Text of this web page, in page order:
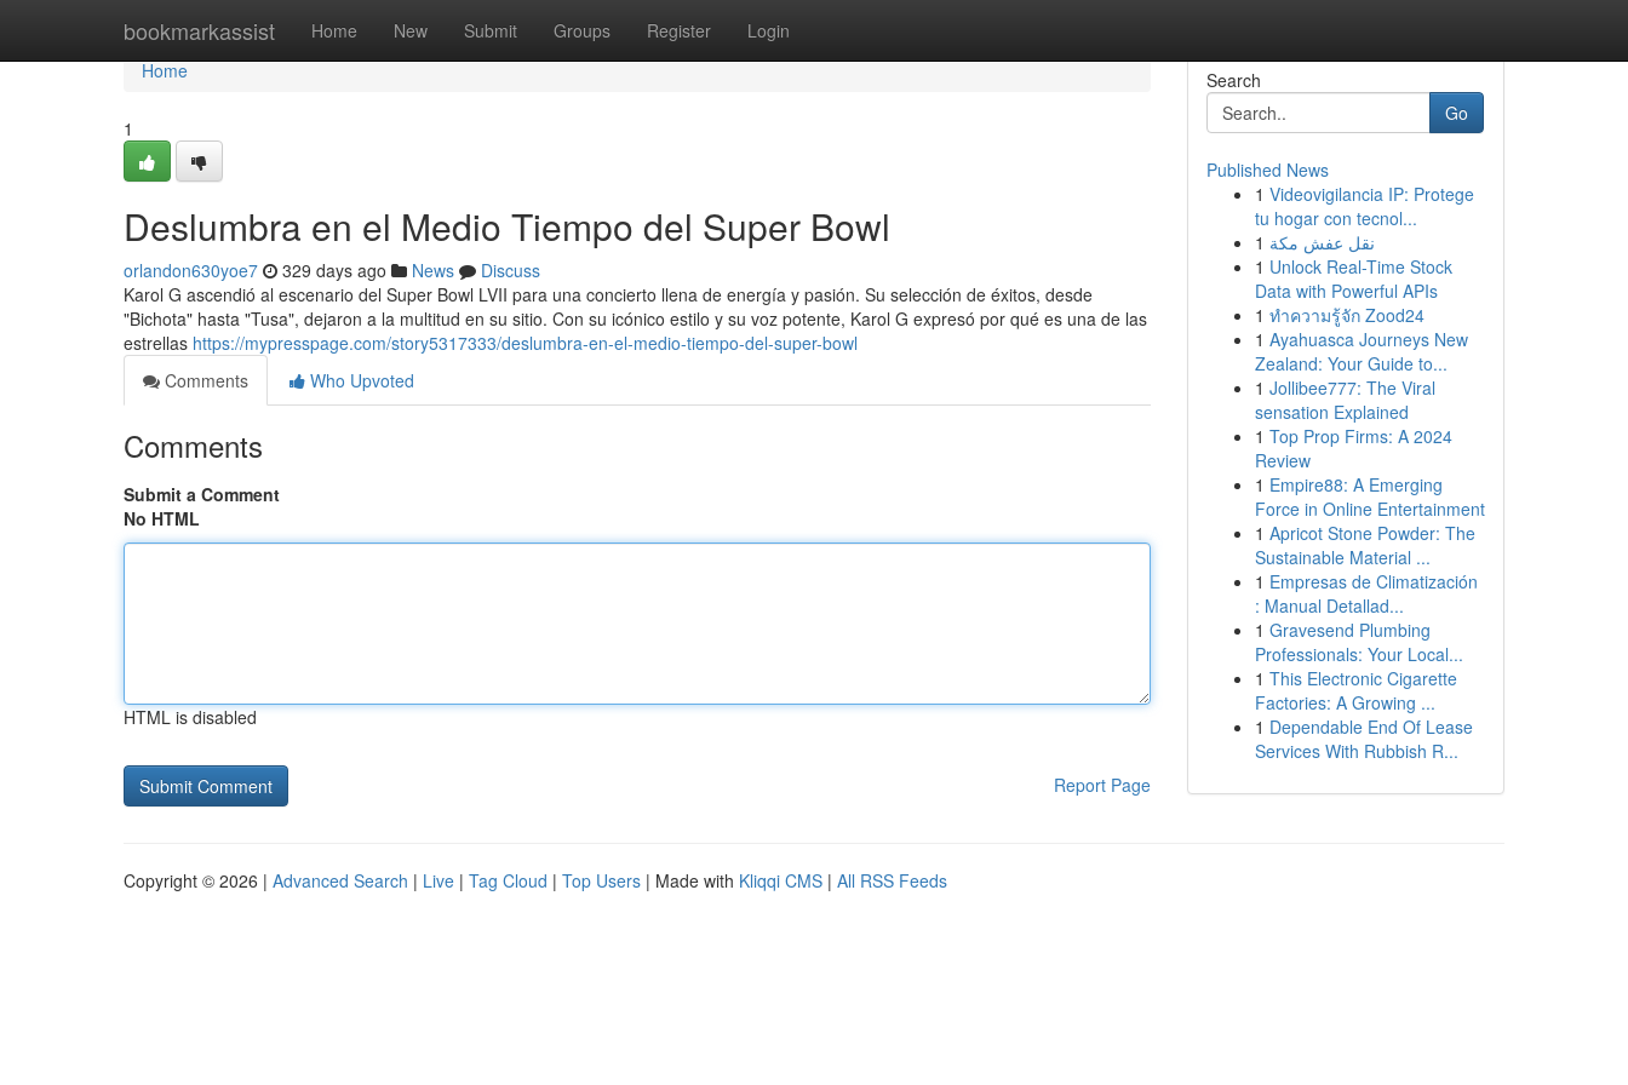
bookmarkassist Home New Submit Groups Register Login
Home
Home
1
Deslumbra en el Medio Tiempo del Super Bowl
orlandon630yoe7 329 days ago News
Discuss
Karol G ascendió al escenario del Super Bowl LVII para una concierto llena de energía y pasión. Su selección de éxitos, desde
"Bichota" hasta "Tusa", dejaron a la multitud en su sitio. Con su icónico estilo y su voz potente, Karol G expresó por qué es una de las
estrellas https://mypresspage.com/story5317333/deslumbra-en-el-medio-tiempo-del-super-bowl
Comments
Who Upvoted
Comments
Submit a Comment
No HTML
HTML is disabled
Report Page
Search
Go
Published News
1 Videovigilancia IP: Protege
tu hogar con tecnol...
1 نقل عفش مكة
1 Unlock Real-Time Stock
Data with Powerful APIs
1 ทำความรู้จัก Zood24
1 Ayahuasca Journeys New
Zealand: Your Guide to...
1 Jollibee777: The Viral
sensation Explained
1 Top Prop Firms: A 2024
Review
1 Empire88: A Emerging
Force in Online Entertainment
1 Apricot Stone Powder: The
Sustainable Material ...
1 Empresas de Climatización
: Manual Detallad...
1 Gravesend Plumbing
Professionals: Your Local...
1 This Electronic Cigarette
Factories: A Growing ...
1 Dependable End Of Lease
Services With Rubbish R...
Copyright © 2026 | Advanced Search | Live | Tag Cloud | Top Users | Made with Kliqqi CMS | All RSS Feeds